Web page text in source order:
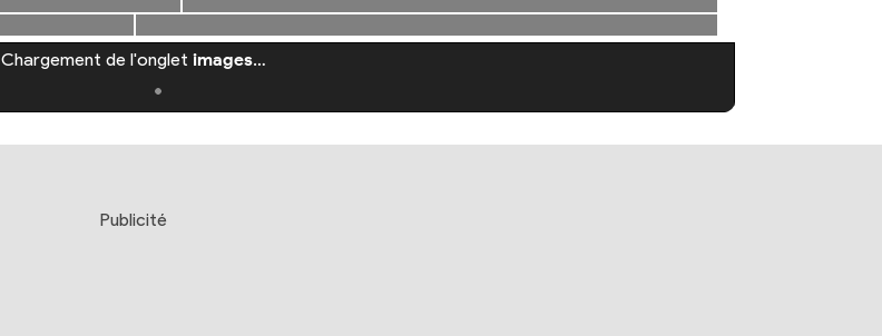
Chargement de l'onglet images…
Publicité